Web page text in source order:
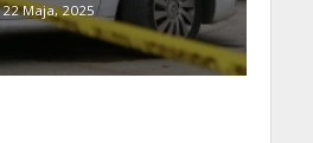
22 Maja, 2025